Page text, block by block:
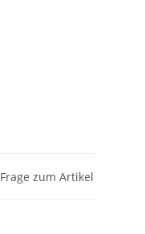
Frage zum Artikel